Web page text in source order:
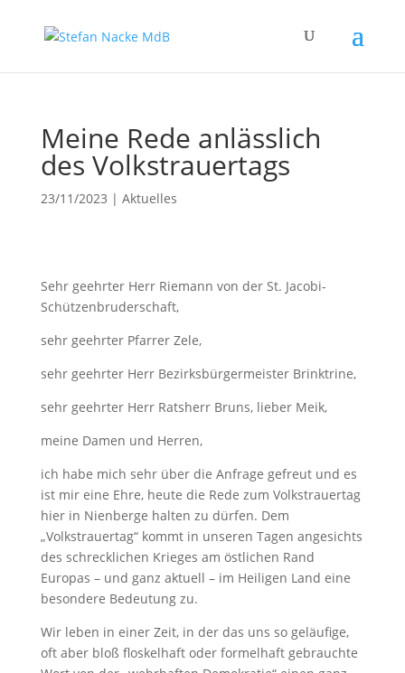
Meine Rede anlässlich
des Volkstrauertags
23/11/2023 | Aktuelles
Sehr geehrter Herr Riemann von der St. Jacobi-
Schützenbruderschaft,
sehr geehrter Pfarrer Zele,
sehr geehrter Herr Bezirksbürgermeister Brinktrine,
sehr geehrter Herr Ratsherr Bruns, lieber Meik,
meine Damen und Herren,
ich habe mich sehr über die Anfrage gefreut und es
ist mir eine Ehre, heute die Rede zum Volkstrauertag
hier in Nienberge halten zu dürfen. Dem
„Volkstrauertag“ kommt in unseren Tagen angesichts
des schrecklichen Krieges am östlichen Rand
Europas – und ganz aktuell – im Heiligen Land eine
besondere Bedeutung zu.
Wir leben in einer Zeit, in der das uns so geläufige,
oft aber bloß floskelhaft oder formelhaft gebrauchte